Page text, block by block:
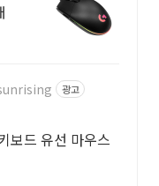
광고
보드 유선 마우스